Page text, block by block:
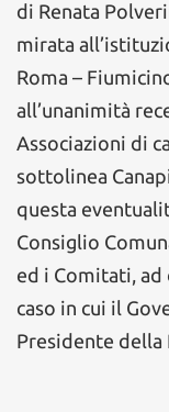
di Renata
mirata
Roma –
all’unanimità
Associazioni di
sottolinea
questa
Consiglio
ed i Comitati,
caso in cui il
Presidente della